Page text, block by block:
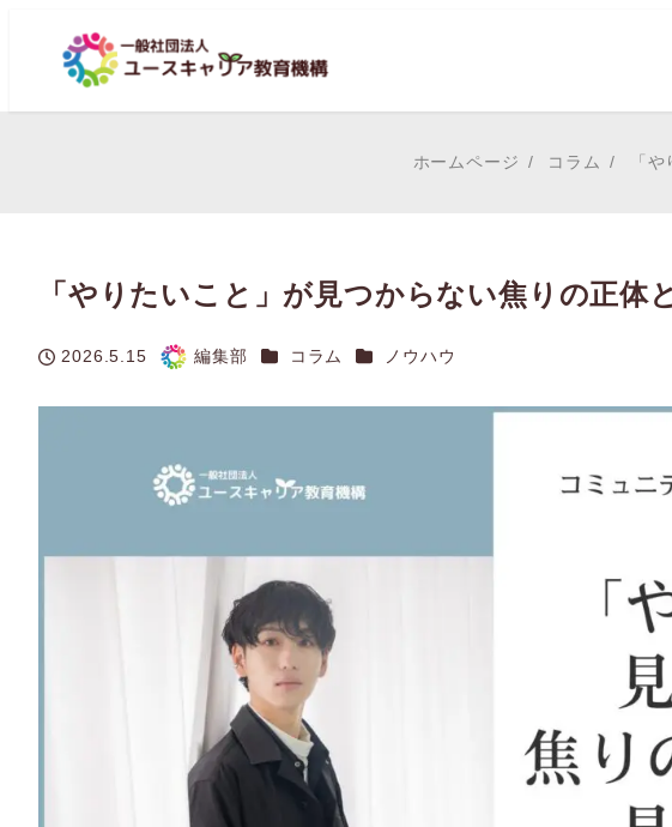
ホームページ コラム 「
「やりたいこと」が見つからない焦りの正体
投稿日
2026.5.15
著
編集部 カテゴリー
コラム カテゴリー
ノウハウ